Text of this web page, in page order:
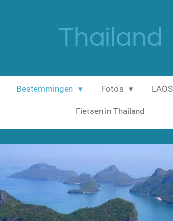
Thailand
Bestemmingen Foto's LAOS
Fietsen in Thailand